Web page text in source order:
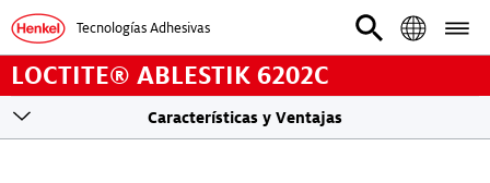
Tecnologías Adhesivas
LOCTITE® ABLESTIK 6202C
Características y Ventajas